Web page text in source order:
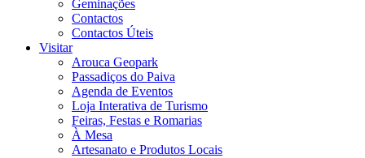
Geminações
Contactos
Contactos Úteis
Visitar
Arouca Geopark
Passadiços do Paiva
Agenda de Eventos
Loja Interativa de Turismo
Feiras, Festas e Romarias
À Mesa
Artesanato e Produtos Locais